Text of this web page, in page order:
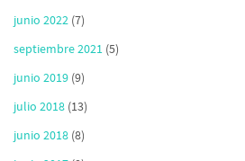
junio 2022 (7)
septiembre 2021 (5)
junio 2019 (9)
julio 2018 (13)
junio 2018 (8)